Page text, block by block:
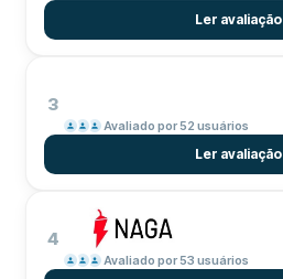
Ler avaliação
3
Avaliado por 52 usuários
Ler avaliação
4
Avaliado por 53 usuários